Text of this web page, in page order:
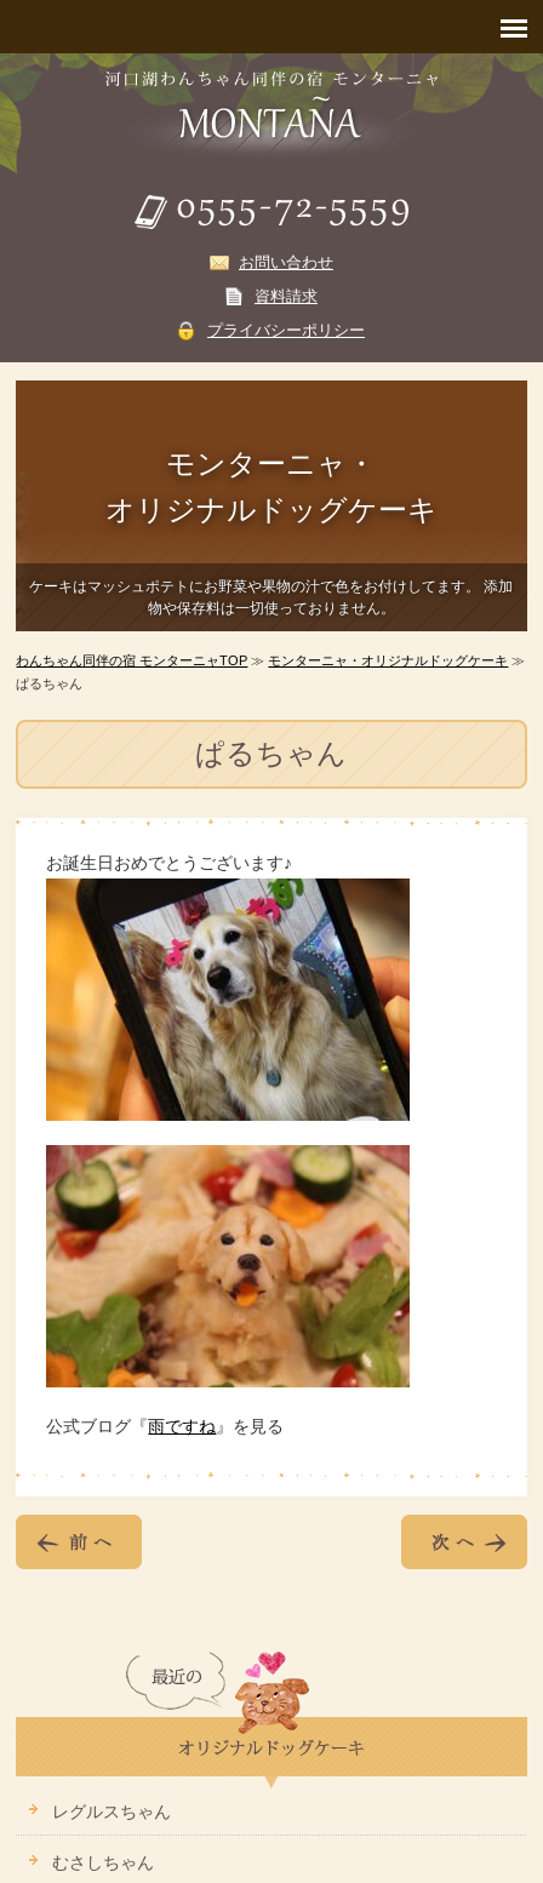
お問い合わせ
資料請求
プライバシーポリシー
モンターニャ・
オリジナルドッグケーキ
ケーキはマッシュポテトにお野菜や果物の汁で色をお付けしてます。
添加
物や保存料は一切使っておりません。
わんちゃん同伴の宿 モンターニャTOP ≫モンターニャ・オリジナルドッグケーキ ≫
ぱるちゃん
ぱるちゃん
お誕生日おめでとうございます♪
公式ブログ『雨ですね 』を見る
レグルスちゃん
むさしちゃん